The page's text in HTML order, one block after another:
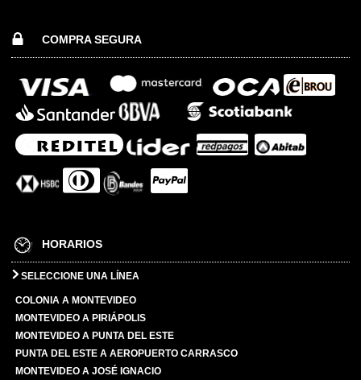
COMPRA SEGURA
HORARIOS
SELECCIONE UNA LÍNEA
COLONIA A MONTEVIDEO
MONTEVIDEO A PIRIÁPOLIS
MONTEVIDEO A PUNTA DEL ESTE
PUNTA DEL ESTE A AEROPUERTO CARRASCO
MONTEVIDEO A JOSÉ IGNACIO